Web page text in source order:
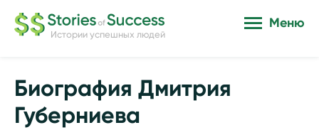
Истории успешных людей
Меню
Биография Дмитрия
Губерниева